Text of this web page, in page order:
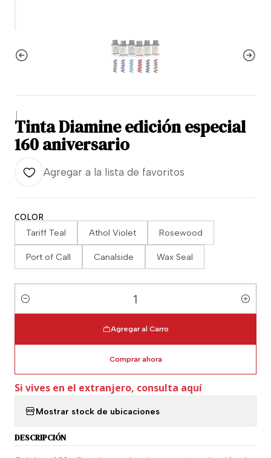
|
Tinta Diamine edición especial
160 aniversario
Agregar a la lista de favoritos
COLOR
Tariff Teal Athol Violet Rosewood
Port of Call Canalside Wax Seal
Cantidad
Agregar al Carro
Comprar ahora
Si vives en el extranjero, consulta aquí
Mostrar stock de ubicaciones
DESCRIPCIÓN